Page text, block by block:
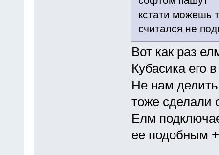
кстати можешь
считался не
Вот как раз
Кубасика его
Не нам
тоже
Елм
ее подобным